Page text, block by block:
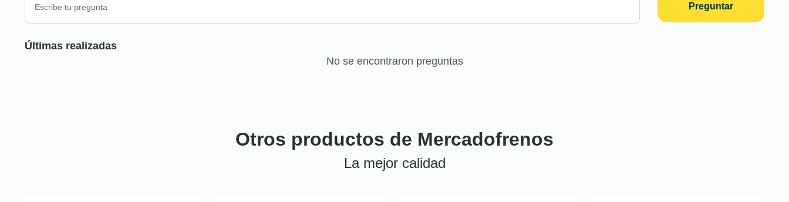
Preguntar
Últimas realizadas
No se encontraron preguntas
Otros productos de Mercadofrenos
La mejor calidad